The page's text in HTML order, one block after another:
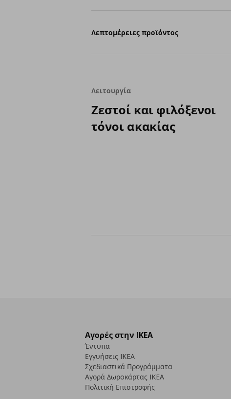
Λεπτομέρειες προϊόντος
Λειτουργία
Ζεστοί και φιλόξενοι
τόνοι ακακίας
Αγορές στην IKEA
Έντυπα
Εγγυήσεις IKEA
Σχεδιαστικά Προγράμματα
Αγορά Δωρoκάρτας IKEA
Πολιτική Επιστροφής